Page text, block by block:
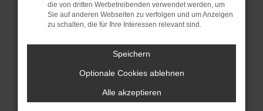
Wende dich an den Webseitenbetreiber.
Wenn du alle oben genannten Schritte versucht
hast, kontaktiere uns bitte. Wir werden versuchen,
das Problem zu beheben. Du kannst uns diesen
Text schicken, um uns bei der Fehlersuche zu
unterstützen:
ewogICJuYW1lIjogIk5ldHdvcmtFcnJvciIsCiAgI
mNvbmZpZyI6IHsKICAgICJtZXRob2QiOiAiR0VUIi
die von dritten Werbetreibenden verwendet werden, um
Sie auf anderen Webseiten zu verfolgen und um Anzeigen
zu schalten, die für Ihre Interessen relevant sind.
Speichern
Optionale Cookies ablehnen
Alle akzeptieren